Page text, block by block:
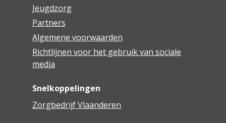
Jeugdzorg
Partners
Algemene voorwaarden
Richtlijnen voor het gebruik van sociale
media
Snelkoppelingen
Zorgbedrijf Vlaanderen